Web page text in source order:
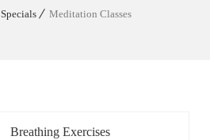
Specials Meditation Classes
Breathing Exercises